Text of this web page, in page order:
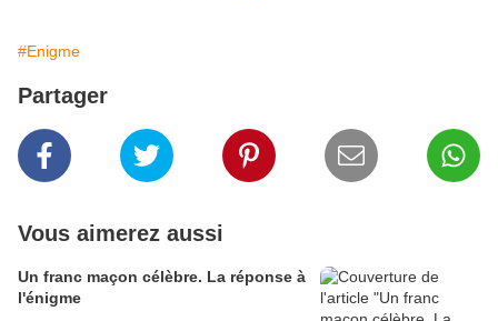
#Enigme
Partager
Vous aimerez aussi
Un franc maçon célèbre. La réponse à
l'énigme